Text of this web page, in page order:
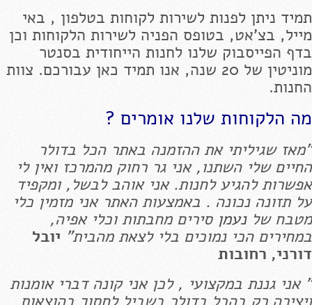
תמיד ניתן לפנות לשירות לקוחות בטלפון , באי
מייל, בצ'אט, בטופס הפניה לשירות הלקוחות וכן
בדף הפייסבוק שלנו לחנות הייחודית בסנטר
מוניטין של 20 שנה, אנו תמיד כאן עבורכם. צוות
החנות.
מה הלקוחות שלנו אומרים ?
"מאז שגיליתי את ההזמנה באתר הכל בדולר
החיים שלי השתנו, אני גר רחוק מהמרכז ואין לי
אפשרות להגיע לחנות. אני אוהב לבשל, ומקפיד
על תזונה נכונה . באמצעות האתר אני מזמין כלי
מטבח שלנעמןסירים מחבתות וכלי אפיה,
במחירים הכי נמוכים בלי לצאת מהבית" יובל
דורני, רחובות
" אני גננת במקצועי , לכן אני קונה דברי אומנות